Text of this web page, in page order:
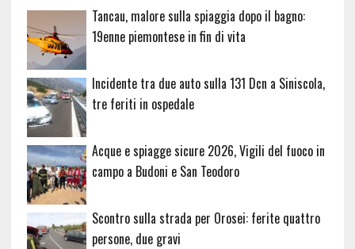
Tancau, malore sulla spiaggia dopo il bagno:
19enne piemontese in fin di vita
Incidente tra due auto sulla 131 Dcn a Siniscola,
tre feriti in ospedale
Acque e spiagge sicure 2026, Vigili del fuoco in
campo a Budoni e San Teodoro
Scontro sulla strada per Orosei: ferite quattro
persone, due gravi